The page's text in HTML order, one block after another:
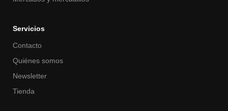
Servicios
Contacto
Quiénes somos
Newsletter
Tienda